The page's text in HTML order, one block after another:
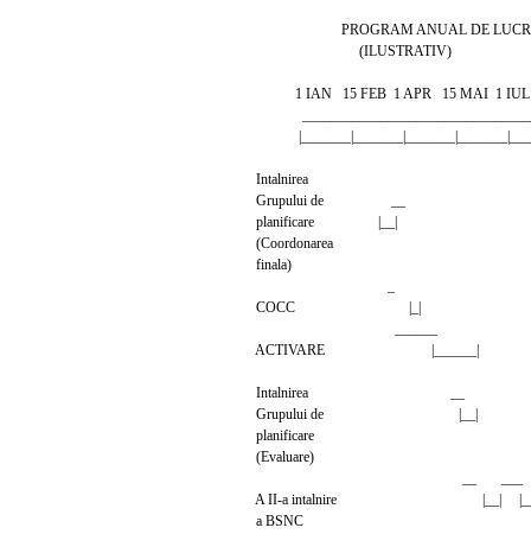
PROGRAM ANUAL DE
(ILUSTRATIV)
1 IAN 15 FEB 1 APR 15 MAI 1 IUL
Intalnirea
Grupului de __
planificare |__|
(Coordonarea
finala)
COCC |_|
ACTIVARE |______|
Intalnirea __
Grupului de |__|
planificare
(Evaluare)
A II-a intalnire |__|
a BSNC